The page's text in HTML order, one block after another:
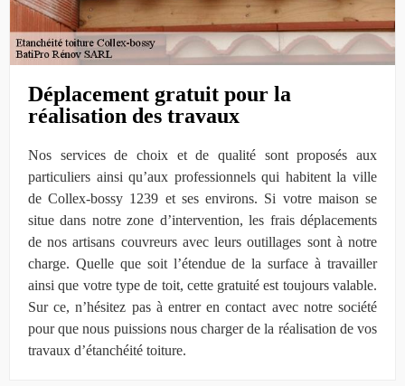
Déplacement gratuit pour la
réalisation des travaux
Nos services de choix et de qualité sont proposés aux
particuliers ainsi qu’aux professionnels qui habitent la ville
de Collex-bossy 1239 et ses environs. Si votre maison se
situe dans notre zone d’intervention, les frais déplacements
de nos artisans couvreurs avec leurs outillages sont à notre
charge. Quelle que soit l’étendue de la surface à travailler
ainsi que votre type de toit, cette gratuité est toujours valable.
Sur ce, n’hésitez pas à entrer en contact avec notre société
pour que nous puissions nous charger de la réalisation de vos
travaux d’étanchéité toiture.